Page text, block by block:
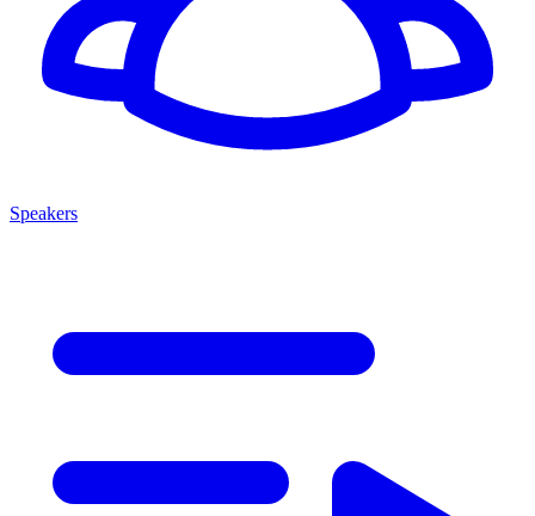
Speakers